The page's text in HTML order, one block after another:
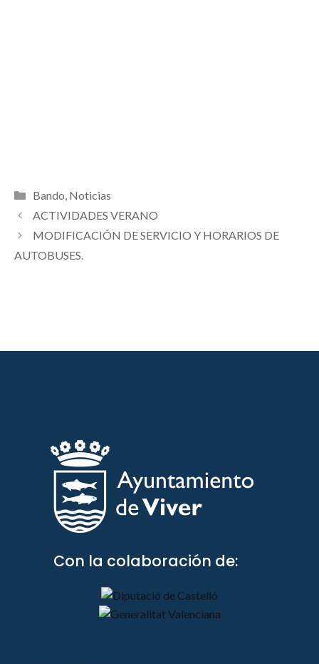
Categorías
Bando, Noticias
ACTIVIDADES VERANO
MODIFICACIÓN DE SERVICIO Y HORARIOS DE
AUTOBUSES.
Con la colaboración de: